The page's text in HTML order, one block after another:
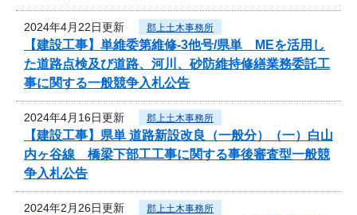
2024年4月22日更新 郡上土木事務所
【建設工事】単維委第維修‐3他号/県単 MEを活用し
た道路点検及び道路、河川、砂防維持修繕業務委託工
事に関する一般競争入札公告
2024年4月16日更新 郡上土木事務所
【建設工事】県単 道路新設改良（一般分）（一）白山
内ヶ谷線 橋梁下部工工事に関する事後審査型一般競
争入札公告
2024年2月26日更新 郡上土木事務所